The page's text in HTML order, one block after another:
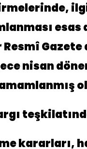
esas
Gazete
nisan
kararları,